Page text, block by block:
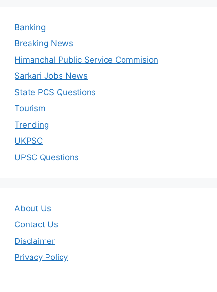
Banking
Breaking News
Himanchal Public Service Commision
Sarkari Jobs News
State PCS Questions
Tourism
Trending
UKPSC
UPSC Questions
About Us
Contact Us
Disclaimer
Privacy Policy